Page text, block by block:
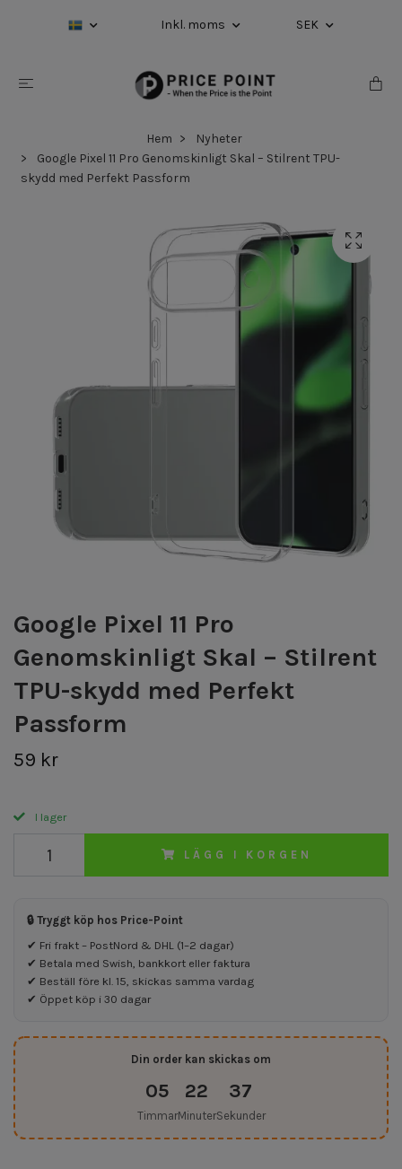
Inkl. moms SEK
Hem
Nyheter
Google Pixel 11 Pro Genomskinligt Skal – Stilrent TPU-
skydd med Perfekt Passform
Google Pixel 11 Pro
Genomskinligt Skal – Stilrent
TPU-skydd med Perfekt
Passform
59 kr
I lager
LÄGG I KORGEN
🔒 Tryggt köp hos Price-Point
✔ Fri frakt – PostNord & DHL (1–2 dagar)
✔ Betala med Swish, bankkort eller faktura
✔ Beställ före kl. 15, skickas samma vardag
✔ Öppet köp i 30 dagar
Din order kan skickas om
05
Timmar
22
Minuter
37
Sekunder